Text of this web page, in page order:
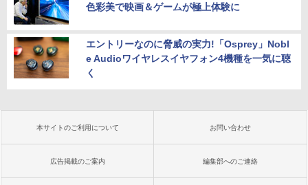
色彩美で映画＆ゲームが極上体験に
エントリーなのに脅威の実力!「Osprey」Nobl
e Audioワイヤレスイヤフォン4機種を一気に聴
く
本サイトのご利用について お問い合わせ
広告掲載のご案内 編集部へのご連絡